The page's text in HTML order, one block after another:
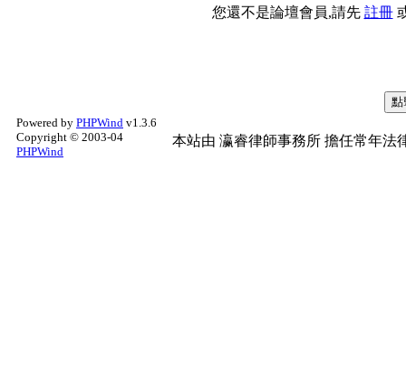
您還不是論壇會員,請先 註冊
Powered by PHPWind v1.3.6
Copyright © 2003-04
PHPWind
本站由 瀛睿律師事務所 擔任常年法